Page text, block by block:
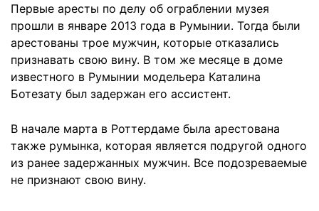
Первые аресты по делу об ограблении музея
прошли в январе 2013 года в Румынии. Тогда были
арестованы трое мужчин, которые отказались
признавать свою вину. В том же месяце в доме
известного в Румынии модельера Каталина
Ботезату был задержан его ассистент.
В начале марта в Роттердаме была арестована
также румынка, которая является подругой одного
из ранее задержанных мужчин. Все подозреваемые
не признают свою вину.